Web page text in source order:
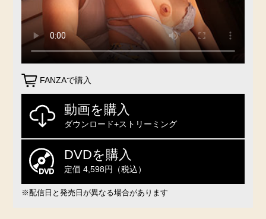
FANZAで購入
動画を購入
ダウンロード+ストリーミング
DVDを購入
定価 4,598円（税込）
※配信日と発売日が異なる場合があります